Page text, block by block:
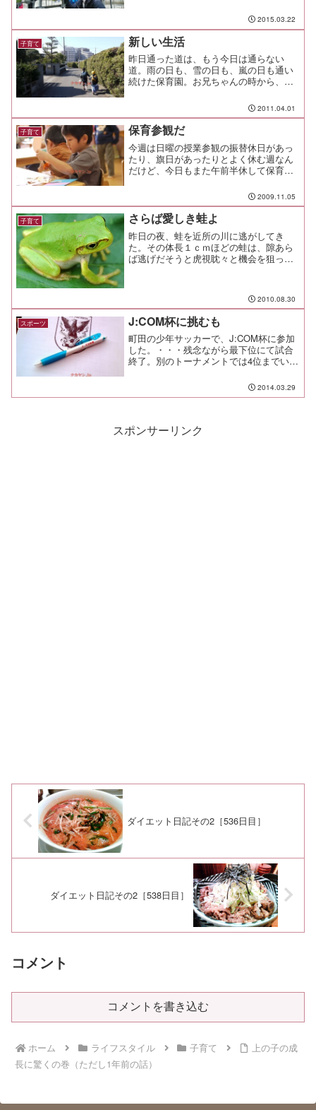
2015.03.22
子育て 新しい生活
昨日通った道は、もう今日は通らない
道。雨の日も、雪の日も、嵐の日も通い
続けた保育園。お兄ちゃんの時から、パ
たんだ。でも、道端に咲く花も、毎朝の
お巡りさんとの挨拶も、みんな思い出の
中に。今日から君は小学生に...
2011.04.01
子育て 保育参観だ
今週は日曜の授業参観の振替休日があっ
たり、旗日があったりとよく休む週なん
だけど、今日もまた午前半休して保育参
工作の時間。 作るのは千歳飴を入れる
袋です。袋の部分は先生が作っていてく
れたようで、子供達は顔と...
2009.11.05
子育て さらば愛しき蛙よ
昨日の夜、蛙を近所の川に逃がしてき
た。その体長１ｃｍほどの蛙は、隙あら
ば逃げだそうと虎視眈々と機会を狙って
き、吸い込まれるように真っ暗な河原へ
2010.08.30
スポーツ J:COM杯に挑むも
町田の少年サッカーで、J:COM杯に参加
した。・・・残念ながら最下位にて試合
終了。別のトーナメントでは4位までいっ
は集中力や気分を維持するのが難しいも
のだと痛感したよ。それにしても、
2014.03.29
スポンサーリンク
ダイエット日記その2［536日目］
ダイエット日記その2［538日目］
コメント
コメントを書き込む
ホーム ライフスタイル 子育て
上の子の成
長に驚くの巻（ただし1年前の話）